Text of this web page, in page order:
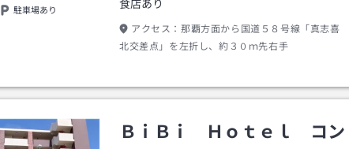
駐車場あり
食店あり
アクセス： 那覇方面から国道５８号線「真志喜
北交差点」を左折し、約３０ｍ先右手
ＢｉＢｉ Ｈｏｔｅｌ コン